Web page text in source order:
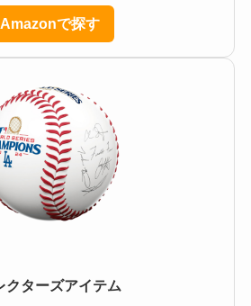
Amazonで探す
クターズアイテム